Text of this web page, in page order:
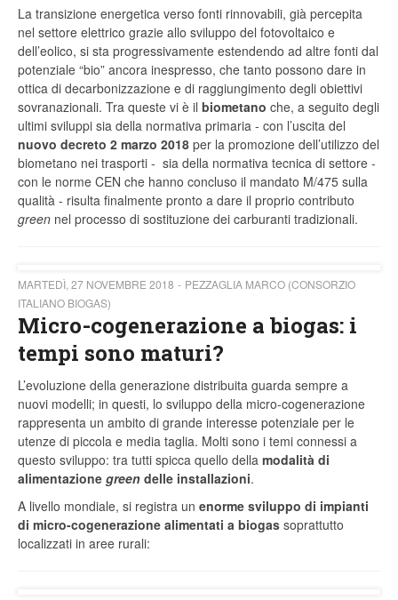
La transizione energetica verso fonti rinnovabili, già percepita
nel settore elettrico grazie allo sviluppo del fotovoltaico e
dell’eolico, si sta progressivamente estendendo ad altre fonti dal
potenziale “bio” ancora inespresso, che tanto possono dare in
ottica di decarbonizzazione e di raggiungimento degli obiettivi
sovranazionali. Tra queste vi è il biometano che, a seguito degli
ultimi sviluppi sia della normativa primaria - con l’uscita del
nuovo decreto 2 marzo 2018 per la promozione dell’utilizzo del
biometano nei trasporti - sia della normativa tecnica di settore -
con le norme CEN che hanno concluso il mandato M/475 sulla
qualità - risulta finalmente pronto a dare il proprio contributo
green nel processo di sostituzione dei carburanti tradizionali.
MARTEDÌ, 27 NOVEMBRE 2018
PEZZAGLIA MARCO (CONSORZIO
ITALIANO BIOGAS)
Micro-cogenerazione a biogas: i
tempi sono maturi?
L’evoluzione della generazione distribuita guarda sempre a
nuovi modelli; in questi, lo sviluppo della micro-cogenerazione
rappresenta un ambito di grande interesse potenziale per le
utenze di piccola e media taglia. Molti sono i temi connessi a
questo sviluppo: tra tutti spicca quello della modalità di
alimentazione green delle installazioni.
A livello mondiale, si registra un enorme sviluppo di impianti
di micro-cogenerazione alimentati a biogas soprattutto
localizzati in aree rurali: